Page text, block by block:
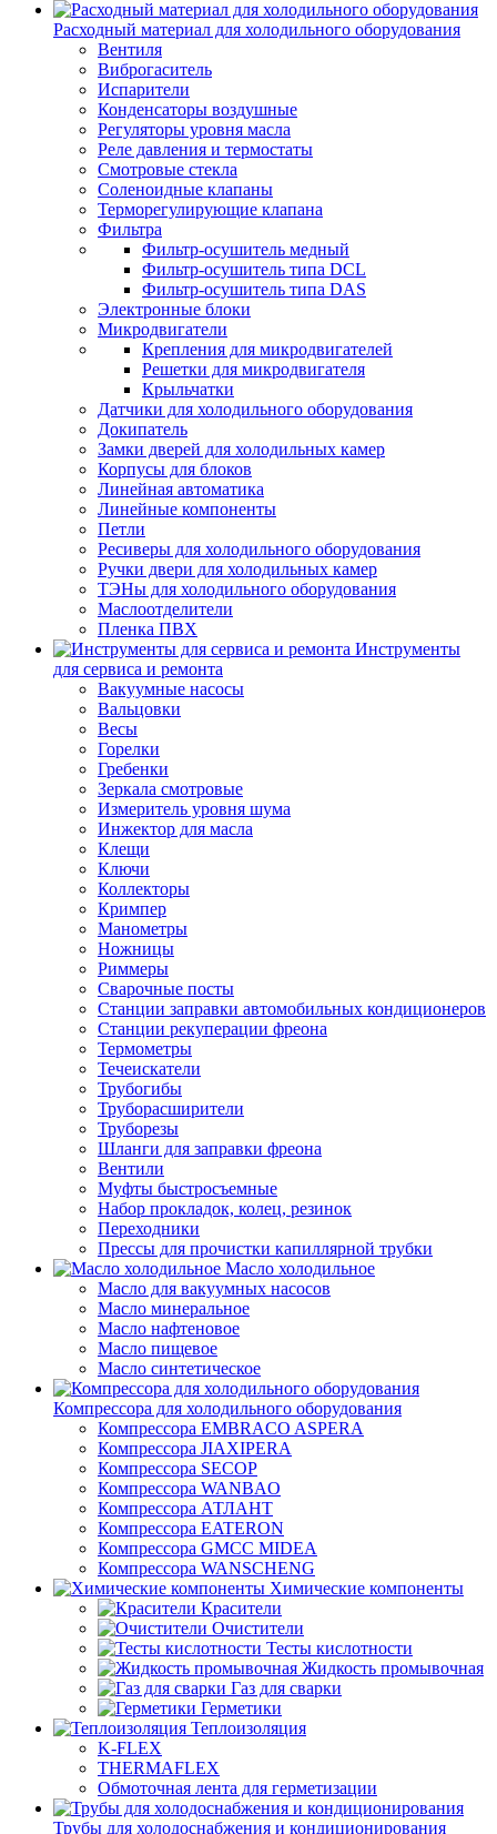
Расходный материал для холодильного оборудования
Вентиля
Виброгаситель
Испарители
Конденсаторы воздушные
Регуляторы уровня масла
Реле давления и термостаты
Смотровые стекла
Соленоидные клапаны
Терморегулирующие клапана
Фильтра
Фильтр-осушитель медный
Фильтр-осушитель типа DCL
Фильтр-осушитель типа DAS
Электронные блоки
Микродвигатели
Крепления для микродвигателей
Решетки для микродвигателя
Крыльчатки
Датчики для холодильного оборудования
Докипатель
Замки дверей для холодильных камер
Корпусы для блоков
Линейная автоматика
Линейные компоненты
Петли
Ресиверы для холодильного оборудования
Ручки двери для холодильных камер
ТЭНы для холодильного оборудования
Маслоотделители
Пленка ПВХ
Инструменты
для сервиса и ремонта
Вакуумные насосы
Вальцовки
Весы
Горелки
Гребенки
Зеркала смотровые
Измеритель уровня шума
Инжектор для масла
Клещи
Ключи
Коллекторы
Кримпер
Манометры
Ножницы
Риммеры
Сварочные посты
Станции заправки автомобильных кондиционеров
Станции рекуперации фреона
Термометры
Течеискатели
Трубогибы
Труборасширители
Труборезы
Шланги для заправки фреона
Вентили
Муфты быстросъемные
Набор прокладок, колец, резинок
Переходники
Прессы для прочистки капиллярной трубки
Масло холодильное
Масло для вакуумных насосов
Масло минеральное
Масло нафтеновое
Масло пищевое
Масло синтетическое
Компрессора для холодильного оборудования
Компрессора EMBRACO ASPERA
Компрессора JIAXIPERA
Компрессора SECOP
Компрессора WANBAO
Компрессора АТЛАНТ
Компрессора EATERON
Компрессора GMCC MIDEA
Компрессора WANSCHENG
Химические компоненты
Красители
Очистители
Тесты кислотности
Жидкость промывочная
Газ для сварки
Герметики
Теплоизоляция
K-FLEX
THERMAFLEX
Обмоточная лента для герметизации
Трубы для холодоснабжения и кондиционирования